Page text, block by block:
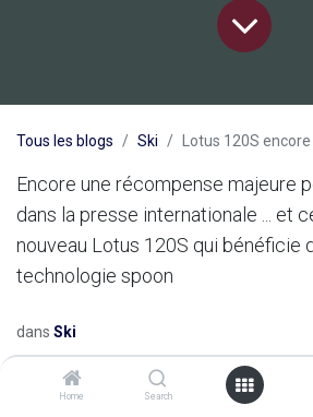
Home Search
Tous les blogs Ski Lotus 120S
Encore une récompense majeure
dans la presse internationale ... et
nouveau Lotus 120S qui bénéficie
technologie spoon
dans Ski